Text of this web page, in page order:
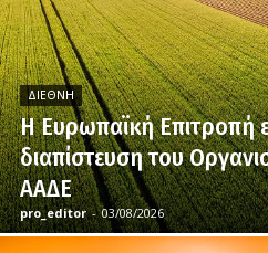
ΔΙΕΘΝΉ
H Ευρωπαϊκή Επιτροπή
διαπίστευση του
ΑΑΔΕ
pro_editor - 03/08/2026